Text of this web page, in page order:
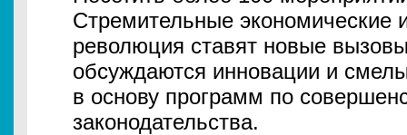
Стремительные экономические
революция ставят новые
обсуждаются инновации и
в основу программ по
законодательства.